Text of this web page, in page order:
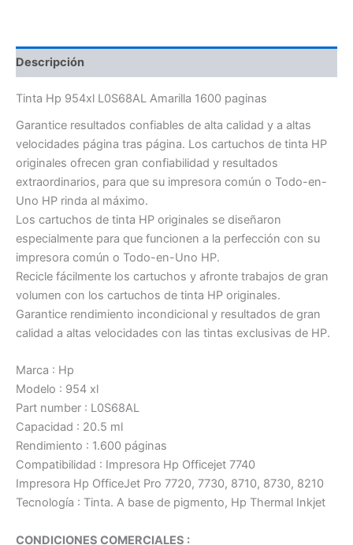
Descripción
Tinta Hp 954xl L0S68AL Amarilla 1600 paginas
Garantice resultados confiables de alta calidad y a altas
velocidades página tras página. Los cartuchos de tinta HP
originales ofrecen gran confiabilidad y resultados
extraordinarios, para que su impresora común o Todo-en-
Uno HP rinda al máximo.
Los cartuchos de tinta HP originales se diseñaron
especialmente para que funcionen a la perfección con su
impresora común o Todo-en-Uno HP.
Recicle fácilmente los cartuchos y afronte trabajos de gran
volumen con los cartuchos de tinta HP originales.
Garantice rendimiento incondicional y resultados de gran
calidad a altas velocidades con las tintas exclusivas de HP.
Marca : Hp
Modelo : 954 xl
Part number : L0S68AL
Capacidad : 20.5 ml
Rendimiento : 1.600 páginas
Compatibilidad : Impresora Hp Officejet 7740
Impresora Hp OfficeJet Pro 7720, 7730, 8710, 8730, 8210
Tecnología : Tinta. A base de pigmento, Hp Thermal Inkjet
CONDICIONES COMERCIALES :